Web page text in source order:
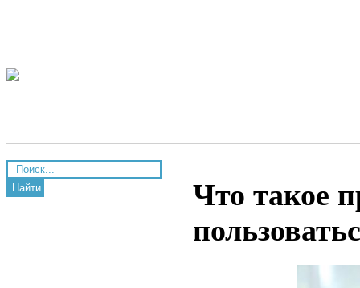
Найти
Что такое